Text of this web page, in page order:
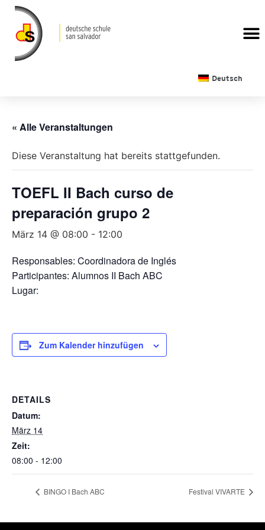
Deutsch
« Alle Veranstaltungen
Diese Veranstaltung hat bereits stattgefunden.
TOEFL II Bach curso de
preparación grupo 2
März 14 @ 08:00 - 12:00
Responsables: Coordinadora de Inglés
Participantes: Alumnos II Bach ABC
Lugar:
Zum Kalender hinzufügen
DETAILS
Datum:
März 14
Zeit:
08:00 - 12:00
BINGO I Bach ABC Festival VIVARTE